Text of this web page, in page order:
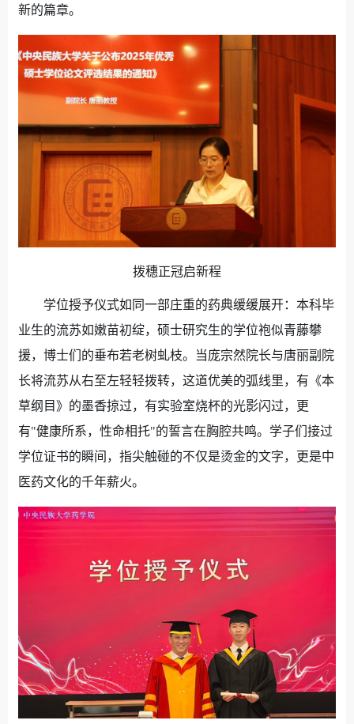
新的篇章。
拨穗正冠启新程
学位授予仪式如同一部庄重的药典缓缓展开：本科毕
业生的流苏如嫩苗初绽，硕士研究生的学位袍似青藤攀
援，博士们的垂布若老树虬枝。当庞宗然院长与唐丽副院
长将流苏从右至左轻轻拨转，这道优美的弧线里，有《本
草纲目》的墨香掠过，有实验室烧杯的光影闪过，更
有"健康所系，性命相托"的誓言在胸腔共鸣。学子们接过
学位证书的瞬间，指尖触碰的不仅是烫金的文字，更是中
医药文化的千年薪火。